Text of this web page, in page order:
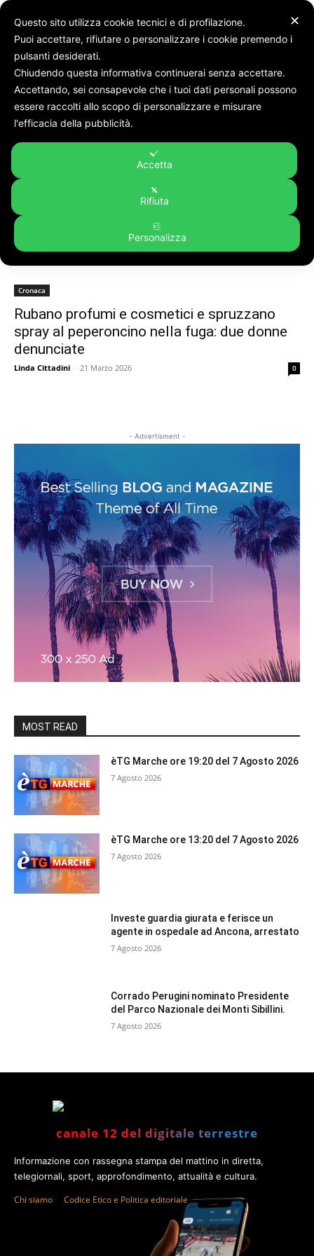
Corridonia.
Tag:corridonia.
Cronaca
Rubano profumi e cosmetici e spruzzano
spray al peperoncino nella fuga: due donne
denunciate
Linda Cittadini - 21 Marzo 2026 0
- Advertisment -
MOST READ
èTG Marche ore 19:20 del 7 Agosto 2026
7 Agosto 2026
èTG Marche ore 13:20 del 7 Agosto 2026
7 Agosto 2026
Investe guardia giurata e ferisce un
agente in ospedale ad Ancona, arrestato
7 Agosto 2026
Corrado Perugini nominato Presidente
del Parco Nazionale dei Monti Sibillini.
7 Agosto 2026
canale 12 del digitale terrestre
Informazione con rassegna stampa del mattino in diretta,
telegiornali, sport, approfondimento, attualità e cultura.
Chi siamo Codice Etico e Politica editoriale
✕
Questo sito utilizza cookie tecnici e di profilazione.
Puoi accettare, rifiutare o personalizzare i cookie premendo i
pulsanti desiderati.
Chiudendo questa informativa continuerai senza accettare.
Accettando, sei consapevole che i tuoi dati personali possono
essere raccolti allo scopo di personalizzare e misurare
l'efficacia della pubblicità.
Accetta
Rifiuta
Personalizza